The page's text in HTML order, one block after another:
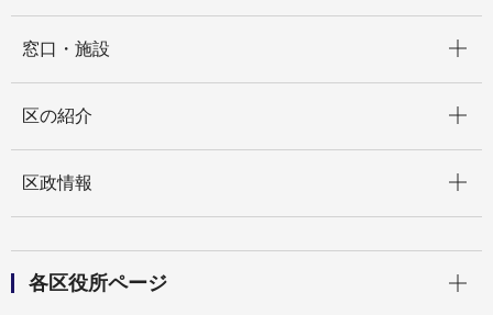
窓口・施設
区の紹介
区政情報
各区役所ページ